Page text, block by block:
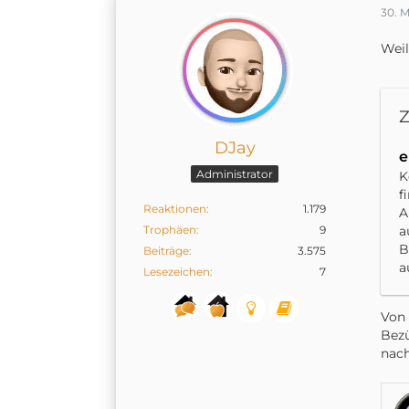
DJay
Administrator
Reaktionen
1.179
Trophäen
9
Beiträge
3.575
Lesezeichen
7
30.
Von